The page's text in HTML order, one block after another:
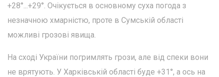
+28°...+29°. Очікується в основному суха погода з
незначною хмарністю, проте в Сумській області
можливі грозові явища.
На сході України погримлять грози, але від спеки вони
не врятують. У Харківській області буде +31°, а ось на